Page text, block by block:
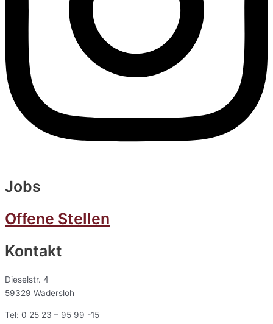
Jobs
Offene Stellen
Kontakt
Dieselstr. 4
59329 Wadersloh
Tel: 0 25 23 – 95 99 -15